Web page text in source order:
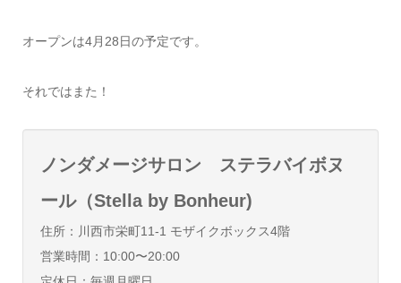
オープンは4月28日の予定です。
それではまた！
ノンダメージサロン ステラバイボヌ
ール（Stella by Bonheur)
住所：川西市栄町11-1 モザイクボックス4階
営業時間：10:00〜20:00